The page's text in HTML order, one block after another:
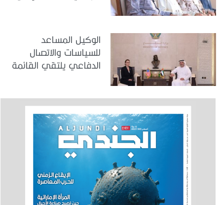
الوكيل المساعد
للسياسات والاتصال
الدفاعي يلتقي القائمة